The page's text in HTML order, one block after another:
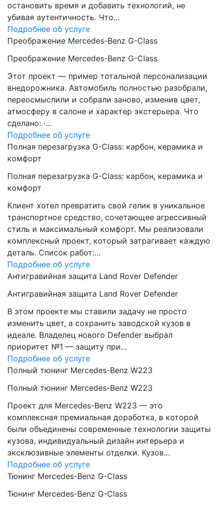
остановить время и добавить технологий, не
убивая аутентичность. Что…
Подробнее об услуге
Преображение Mercedes-Benz G-Class
Преображение Mercedes-Benz G-Class
Этот проект — пример тотальной персонализации
внедорожника. Автомобиль полностью разобрали,
переосмыслили и собрали заново, изменив цвет,
атмосферу в салоне и характер экстерьера. Что
сделано: ·…
Подробнее об услуге
Полная перезагрузка G-Class: карбон, керамика и
комфорт
Полная перезагрузка G-Class: карбон, керамика и
комфорт
Клиент хотел превратить свой гелик в уникальное
транспортное средство, сочетающее агрессивный
стиль и максимальный комфорт. Мы реализовали
комплексный проект, который затрагивает каждую
деталь. Список работ:…
Подробнее об услуге
Антигравийная защита Land Rover Defender
Антигравийная защита Land Rover Defender
В этом проекте мы ставили задачу не просто
изменить цвет, а сохранить заводской кузов в
идеале. Владелец нового Defender выбрал
приоритет №1 — защиту при…
Подробнее об услуге
Полный тюнинг Mercedes-Benz W223
Полный тюнинг Mercedes-Benz W223
Проект для Mercedes-Benz W223 — это
комплексная премиальная доработка, в которой
были объединены современные технологии защиты
кузова, индивидуальный дизайн интерьера и
эксклюзивные элементы отделки. Кузов…
Подробнее об услуге
Тюнинг Mercedes-Benz G-Class
Тюнинг Mercedes-Benz G-Class